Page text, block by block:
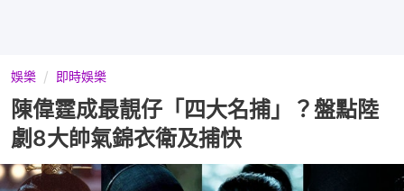
娛樂 即時娛樂
陳偉霆成最靚仔「四大名捕」？盤點陸
劇8大帥氣錦衣衛及捕快